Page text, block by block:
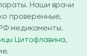
Наши врачи
проверенные,
медикаменты.
Цитофлавина,